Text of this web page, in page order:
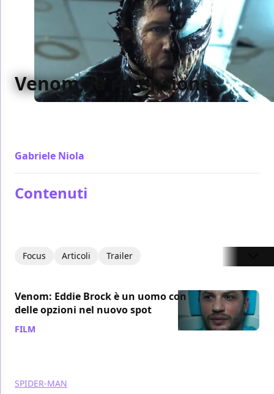
Venom, la recensione
Gabriele Niola
Contenuti
Focus Articoli Trailer
Venom: Eddie Brock è un uomo con
delle opzioni nel nuovo spot
FILM
SPIDER-MAN